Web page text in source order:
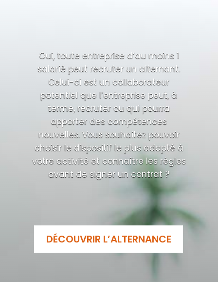
Oui, toute entreprise d’au moins 1
salarié peut recruter un alternant.
Celui-ci est un collaborateur
potentiel que l’entreprise peut, à
terme, recruter ou qui pourra
apporter des compétences
nouvelles. Vous souhaitez pouvoir
choisir le dispositif le plus adapté à
votre activité et connaître les règles
avant de signer un contrat ?
DÉCOUVRIR L’ALTERNANCE